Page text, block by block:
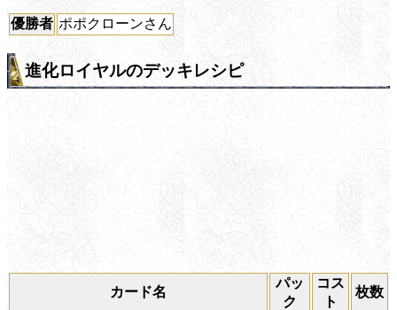
優勝者 ポポクローンさん
進化ロイヤルのデッキレシピ
カード名
パッ
ク
コス
ト
枚数